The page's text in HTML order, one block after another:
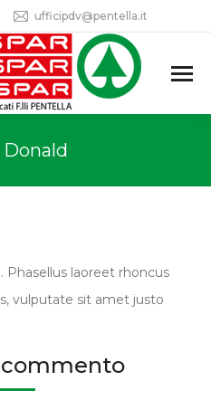
ufficipdv@pentella.it
Donald
laoreet rhoncus
vulputate sit amet justo
commento